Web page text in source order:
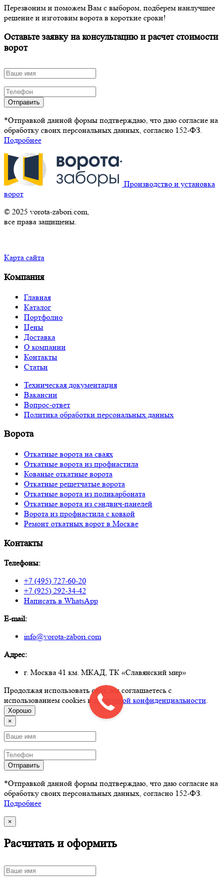
Перезвоним и поможем Вам с выбором, подберем наилучшее
решение и изготовим ворота в короткие сроки!
Оставьте заявку на консультацию и расчет стоимости
ворот
Отправить
*Отправкой данной формы подтверждаю, что даю согласие на
обработку своих персональных данных, согласно 152-ФЗ.
Подробнее
Производство и установка
ворот
© 2025 vorota-zabori.com,
все права защищены.
Карта сайта
Компания
Главная
Каталог
Портфолио
Цены
Доставка
О компании
Контакты
Статьи
Техническая документация
Вакансии
Вопрос-ответ
Политика обработки персональных данных
Ворота
Откатные ворота на сваях
Откатные ворота из профнастила
Кованые откатные ворота
Откатные решетчатые ворота
Откатные ворота из поликарбоната
Откатные ворота из сэндвич-панелей
Ворота из профнастила с ковкой
Ремонт откатных ворот в Москве
Контакты
Телефоны:
+7 (495) 727-60-20
+7 (925) 292-34-42
Написать в WhatsApp
E-mail:
info@vorota-zabori.com
Адрес:
г. Москва 41 км. МКАД, ТК «Славянский мир»
Продолжая использовать сайт, вы соглашаетесь с
использованием cookies и
политикой конфиденциальности.
Хорошо
×
Отправить
*Отправкой данной формы подтверждаю, что даю согласие на
обработку своих персональных данных, согласно 152-ФЗ.
Подробнее
×
Расчитать и оформить